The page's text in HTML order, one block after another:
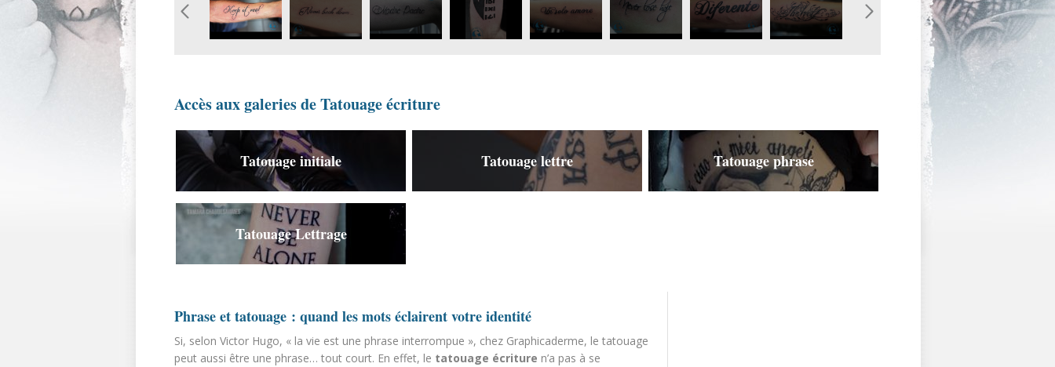
graphicaderme_0.jpg
avant-bras-
graphicaderme_0.jpg
Accès aux galeries de Tatouage écriture
Tatouage initiale Tatouage lettre Tatouage phrase
Tatouage Lettrage
Phrase et tatouage : quand les mots éclairent votre identité
Si, selon Victor Hugo, « la vie est une phrase interrompue », chez Graphicaderme, le tatouage
peut aussi être une phrase… tout court. En effet, le tatouage écriture n’a pas à se